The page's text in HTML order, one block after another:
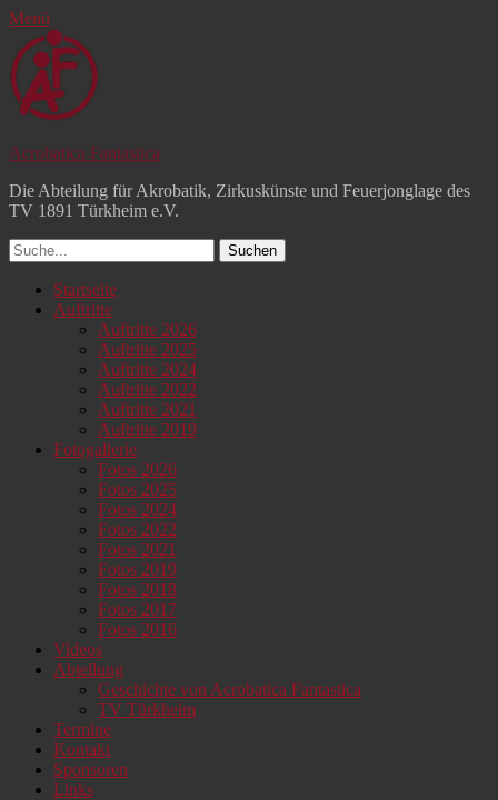
Menü
Acrobatica Fantastica
Die Abteilung für Akrobatik, Zirkuskünste und Feuerjonglage des
TV 1891 Türkheim e.V.
Suchen
nach:
Primäres
Menü
Zum
Inhalt
Startseite
Auftritte
Auftritte 2026
Auftritte 2025
Auftritte 2024
Auftritte 2022
Auftritte 2021
Auftritte 2019
Fotogallerie
Fotos 2026
Fotos 2025
Fotos 2024
Fotos 2022
Fotos 2021
Fotos 2019
Fotos 2018
Fotos 2017
Fotos 2016
Videos
Abteilung
Geschichte von Acrobatica Fantastica
TV Türkheim
Termine
Kontakt
Sponsoren
Links